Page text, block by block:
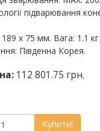
підварювання
х 75 мм. Вага: 1.1 кг
Південна Корея.
112 801.75 грн.
Купити!